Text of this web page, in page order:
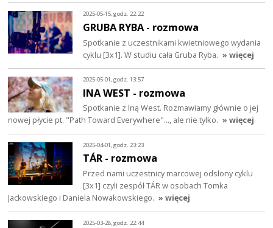
2025-05-15, godz. 22:22
GRUBA RYBA - rozmowa
Spotkanie z uczestnikami kwietniowego wydania
cyklu [3x1]. W studiu cała Gruba Ryba. » więcej
2025-05-01, godz. 13:57
INA WEST - rozmowa
Spotkanie z Iną West. Rozmawiamy głównie o jej
nowej płycie pt. "Path Toward Everywhere"..., ale nie tylko. » więcej
2025-04-01, godz. 23:23
TÁR - rozmowa
Przed nami uczestnicy marcowej odsłony cyklu
[3x1] czyli zespół TÁR w osobach Tomka
Jackowskiego i Daniela Nowakowskiego. » więcej
2025-03-28, godz. 22:44